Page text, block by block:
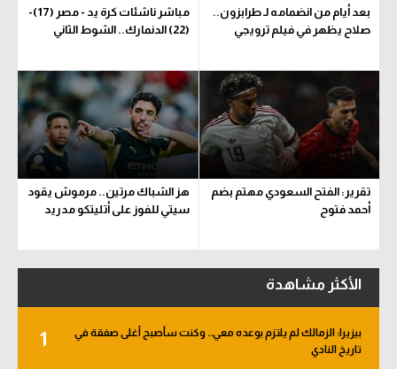
بعد أيام من انضمامه لـ طرابزون..
صلاح يظهر في فيلم ترويجي
مباشر ناشئات كرة يد - مصر (17)-
(22) الدنمارك.. الشوط الثاني
تقرير: الفتح السعودي مهتم بضم
أحمد فتوح
هز الشباك مرتين.. مرموش يقود
سيتي للفوز على أتليتكو مدريد
الأكثر مشاهدة
1
بيزيرا: الزمالك لم يلتزم بوعده معي.. وكنت سأصبح أغلى صفقة في
تاريخ النادي